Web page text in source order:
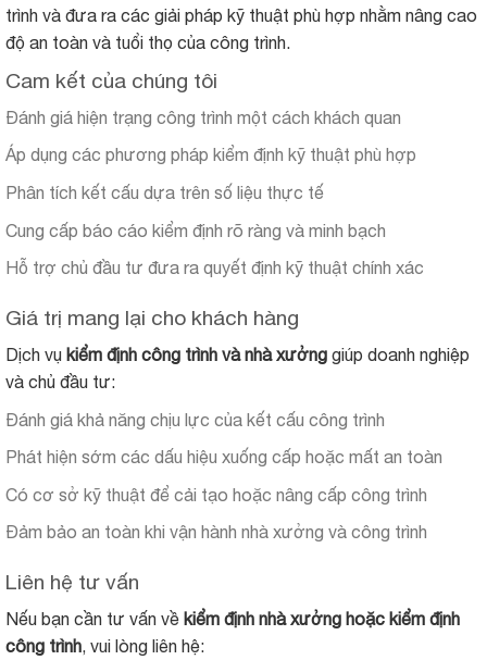
trình và đưa ra các giải pháp kỹ thuật phù hợp nhằm nâng cao
độ an toàn và tuổi thọ của công trình.
Cam kết của chúng tôi
Đánh giá hiện trạng công trình một cách khách quan
Áp dụng các phương pháp kiểm định kỹ thuật phù hợp
Phân tích kết cấu dựa trên số liệu thực tế
Cung cấp báo cáo kiểm định rõ ràng và minh bạch
Hỗ trợ chủ đầu tư đưa ra quyết định kỹ thuật chính xác
Giá trị mang lại cho khách hàng
Dịch vụ kiểm định công trình và nhà xưởng giúp doanh nghiệp
và chủ đầu tư:
Đánh giá khả năng chịu lực của kết cấu công trình
Phát hiện sớm các dấu hiệu xuống cấp hoặc mất an toàn
Có cơ sở kỹ thuật để cải tạo hoặc nâng cấp công trình
Đảm bảo an toàn khi vận hành nhà xưởng và công trình
Liên hệ tư vấn
Nếu bạn cần tư vấn về kiểm định nhà xưởng hoặc kiểm định
công trình, vui lòng liên hệ: